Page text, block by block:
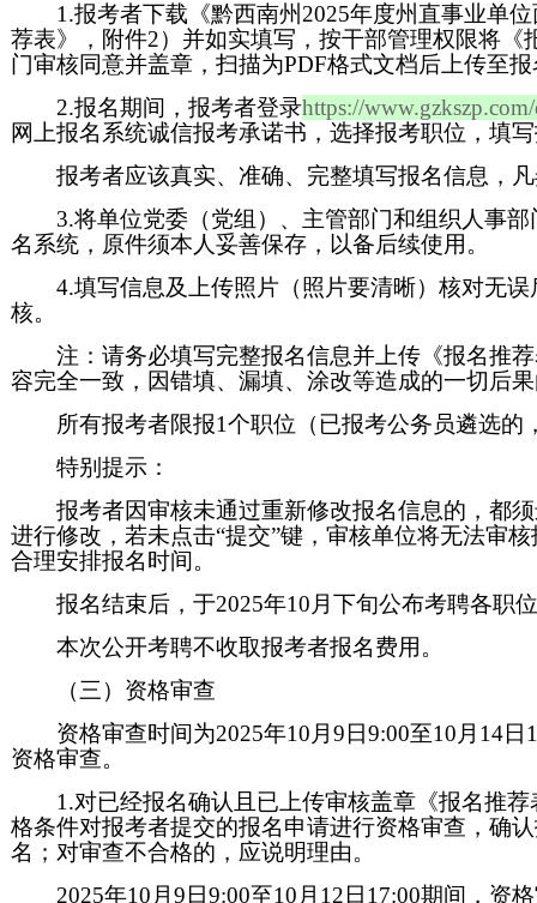
1.报考者下载《黔西南州2025年度州直事业单
荐表》，附件2）并如实填写，按干部管理权限将
门审核同意并盖章，扫描为PDF格式文档后上传至
2.报名期间，报考者登录https://
网上报名系统诚信报考承诺书，选择报考职位，填
报考者应该真实、准确、完整填写报名信息，
3.将单位党委（党组）、主管部门和组织人事
名系统，原件须本人妥善保存，以备后续使用。
4.填写信息及上传照片（照片要清晰）核对无
核。
注：请务必填写完整报名信息并上传《报名推
容完全一致，因错填、漏填、涂改等造成的一切后
所有报考者限报1个职位（已报考公务员遴选
特别提示：
报考者因审核未通过重新修改报名信息的，都
进行修改，若未点击“提交”键，审核单位将无法审
合理安排报名时间。
报名结束后，于2025年10月下旬公布考聘各职
本次公开考聘不收取报考者报名费用。
（三）资格审查
资格审查时间为2025年10月9日9:00至10月14
资格审查。
1.对已经报名确认且已上传审核盖章《报名推
格条件对报考者提交的报名申请进行资格审查，确
名；对审查不合格的，应说明理由。
2025年10月9日9:00至10月12日17:00期间，资